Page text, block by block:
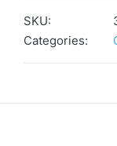
SKU:
Categories: